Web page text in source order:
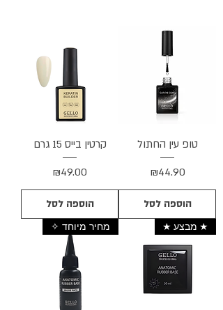
טופ עין החתול
מחיר
₪44.90
הוספה לסל
קרטין בייס 15 גרם
מחיר
₪49.00
הוספה לסל
★ מבצע ★ מחיר מיוחד ✧